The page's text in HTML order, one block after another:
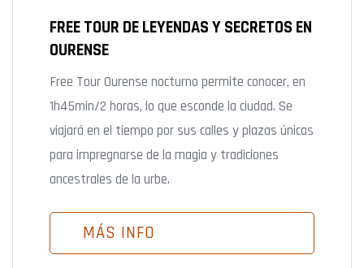
FREE TOUR DE LEYENDAS Y SECRETOS EN
OURENSE
Free Tour Ourense nocturno permite conocer, en
1h45min/2 horas, lo que esconde la ciudad. Se
viajará en el tiempo por sus calles y plazas únicas
para impregnarse de la magia y tradiciones
ancestrales de la urbe.
MÁS INFO